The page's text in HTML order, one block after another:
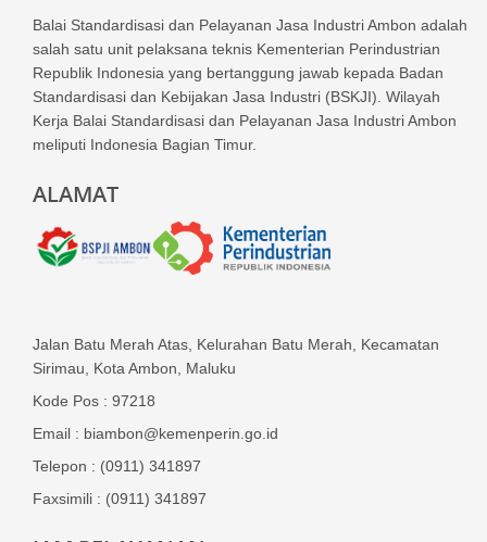
Balai Standardisasi dan Pelayanan Jasa Industri Ambon adalah
salah satu unit pelaksana teknis Kementerian Perindustrian
Republik Indonesia yang bertanggung jawab kepada Badan
Standardisasi dan Kebijakan Jasa Industri (BSKJI). Wilayah
Kerja Balai Standardisasi dan Pelayanan Jasa Industri Ambon
meliputi Indonesia Bagian Timur.
ALAMAT
Jalan Batu Merah Atas, Kelurahan Batu Merah, Kecamatan
Sirimau, Kota Ambon, Maluku
Kode Pos : 97218
Email : biambon@kemenperin.go.id
Telepon : (0911) 341897
Faxsimili : (0911) 341897